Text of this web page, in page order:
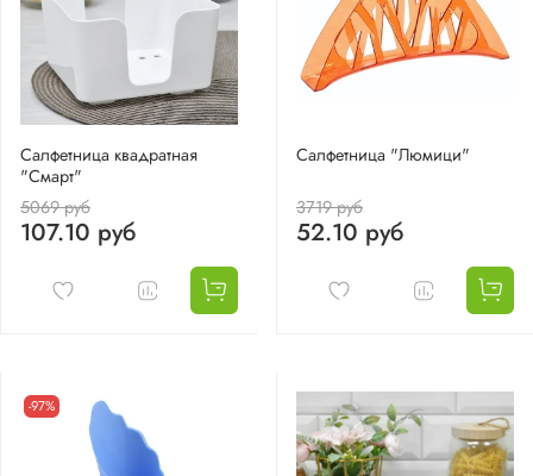
Салфетница квадратная
"Смарт"
5069 руб
107.10 руб
Салфетница "Люмици"
3719 руб
52.10 руб
-97%